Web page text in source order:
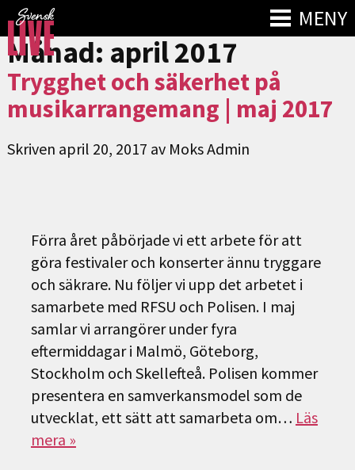
MENY
Månad: april 2017
Trygghet och säkerhet på
musikarrangemang | maj 2017
Skriven april 20, 2017 av Moks Admin
Förra året påbörjade vi ett arbete för att
göra festivaler och konserter ännu tryggare
och säkrare. Nu följer vi upp det arbetet i
samarbete med RFSU och Polisen. I maj
samlar vi arrangörer under fyra
eftermiddagar i Malmö, Göteborg,
Stockholm och Skellefteå. Polisen kommer
presentera en samverkansmodel som de
utvecklat, ett sätt att samarbeta om… Läs
mera »